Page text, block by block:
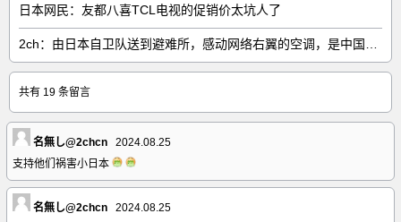
日本网民：友都八喜TCL电视的促销价太坑人了
2ch：由日本自卫队送到避难所，感动网络右翼的空调，是中国制的……
共有 19 条留言
名無し@2chcn
2024.08.25
支持他们祸害小日本
名無し@2chcn
2024.08.25